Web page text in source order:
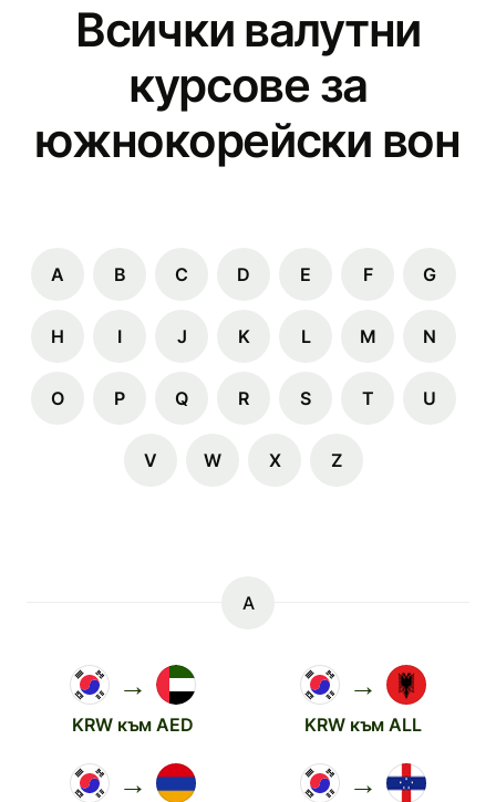
Всички валутни
курсове за
южнокорейски вон
A B C D E F G
H I J K L M N
O P Q R S T U
V W X Z
A
→
KRW към AED
→
KRW към ALL
→ →